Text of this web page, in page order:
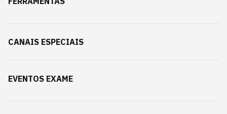
CANAIS ESPECIAIS
EVENTOS EXAME